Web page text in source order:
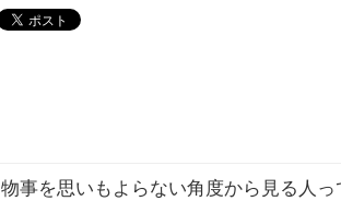
物事を思いもよらない角度から見る人